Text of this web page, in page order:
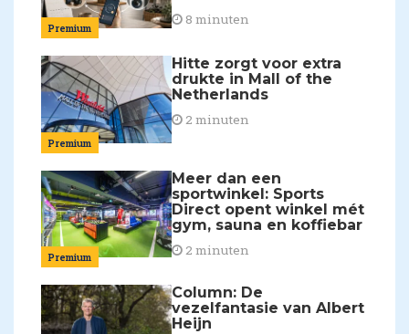
Premium
8 minuten
Premium
Hitte zorgt voor extra
drukte in Mall of the
Netherlands
2 minuten
Premium
Meer dan een
sportwinkel: Sports
Direct opent winkel mét
gym, sauna en koffiebar
2 minuten
Column: De
vezelfantasie van Albert
Heijn